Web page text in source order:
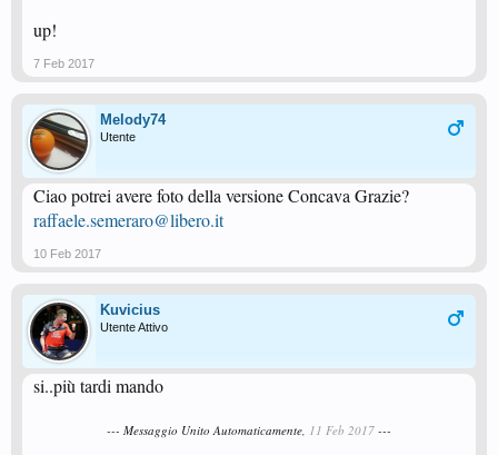
up!
7 Feb 2017
Melody74
Utente
Ciao potrei avere foto della versione Concava Grazie?
raffaele.semeraro@libero.it
10 Feb 2017
Kuvicius
Utente Attivo
si..più tardi mando
--- Messaggio Unito Automaticamente, 11 Feb 2017 ---